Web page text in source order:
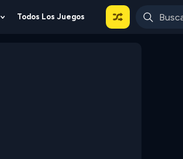
Show
Todos Los Juegos